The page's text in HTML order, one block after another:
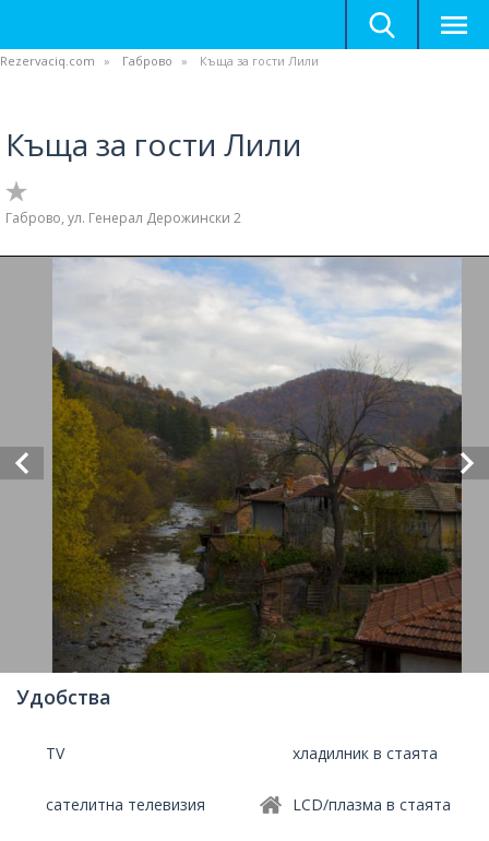
Rezervaciq.com Габрово Къща за гости Лили
Къща за гости Лили
Габрово, ул. Генерал Дерожински 2
Удобства
TV хладилник в стаята
сателитна телевизия LCD/плазма в стаята